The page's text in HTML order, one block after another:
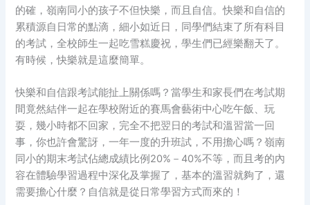
的確，嶺南同小的孩子不但快樂，而且自信。快樂和自信的
累積源自日常的點滴，細小如近日，同學們結束了所有科目
的考試，全校師生一起吃雪糕慶祝，學生們已經樂翻天了。
有時候，快樂就是這麼簡單。
快樂和自信跟考試能扯上關係嗎？當學生和家長們在考試期
間竟然結伴一起在學校附近的賽馬會藝術中心吃午飯、玩
耍，幾小時都不回家，完全不把翌日的考試和溫習當一回
事，你也許會驚訝，一年一度的升班試，不用擔心嗎？嶺南
同小的期末考試佔總成績比例20%－40%不等，而且考的內
容在體驗學習過程中深化及掌握了，基本的溫習就夠了，還
需要擔心什麼？自信就是從日常學習方式而來的！